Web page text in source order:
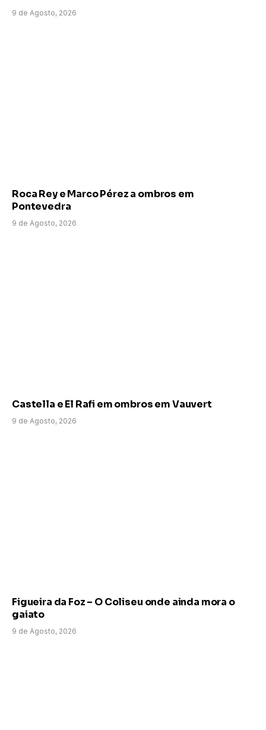
9 de Agosto, 2026
Roca Rey e Marco Pérez a ombros em
Pontevedra
9 de Agosto, 2026
Castella e El Rafi em ombros em Vauvert
9 de Agosto, 2026
Figueira da Foz – O Coliseu onde ainda mora o
gaiato
9 de Agosto, 2026